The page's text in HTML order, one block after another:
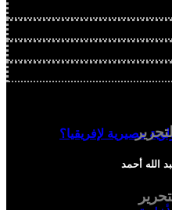
مصيرية لإفريقيا؟
الله أحمد